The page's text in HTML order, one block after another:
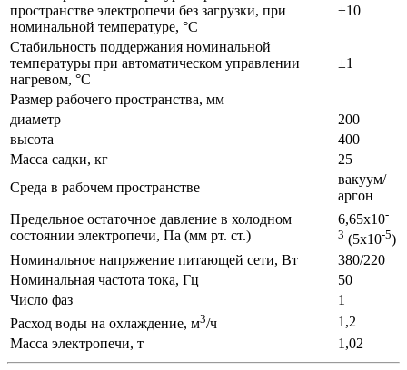
пространстве электропечи без загрузки, при
номинальной температуре, °C
±10
Стабильность поддержания номинальной
температуры при автоматическом управлении
нагревом, °C
±1
Размер рабочего пространства, мм
диаметр
200
высота
400
Масса садки, кг
25
Среда в рабочем пространстве
вакуум/
аргон
Предельное остаточное давление в холодном
состоянии электропечи, Па (мм рт. ст.)
6,65х10-
3 (5х10-5)
Номинальное напряжение питающей сети, Вт
380/220
Номинальная частота тока, Гц
50
Число фаз
1
Расход воды на охлаждение, м3/ч
1,2
Масса электропечи, т
1,02